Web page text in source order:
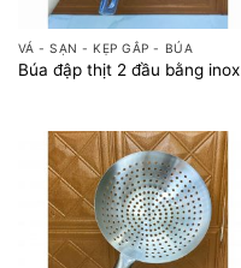
VÁ - SẠN - KẸP GẮP - BÚA
Búa đập thịt 2 đầu bằng inox